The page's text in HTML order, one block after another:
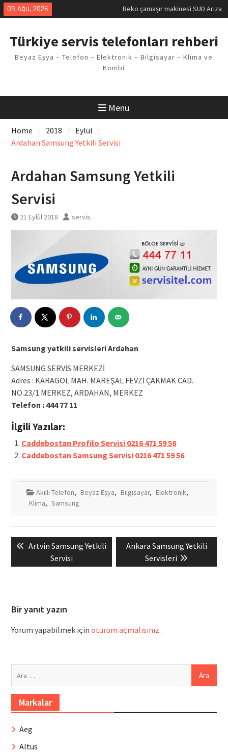
Skip
to
09 Ağu, 2026
Beko çamaşır makinesi SUD Arıza
Kodu
Kodu
Arızası Çözümü
E02 Arıza Kodu Regal kombi
Viessmann kombi F3 Hatası
Çözüm Yöntemleri
Türkiye servis telefonları rehberi
Beyaz Eşya – Telefon – Elektronik – Bilgisayar – Klima ve
Kombi
Menu
Home 2018
Eylül
Ardahan Samsung Yetkili Servisi
Ardahan Samsung Yetkili
Servisi
21 Eylül 2018 servis
Samsung yetkili servisleri Ardahan
SAMSUNG SERVİS MERKEZİ
Adres : KARAGÖL MAH. MAREŞAL FEVZİ ÇAKMAK CAD.
NO.23/1 MERKEZ, ARDAHAN, MERKEZ
Telefon : 444 77 11
İlgili Yazılar:
Caddebostan Profilo Servisi 0216 471 59 56
Caddebostan Samsung Servisi 0216 471 59 56
Akıllı Telefon, Beyaz Eşya, Bilgisayar, Elektronik,
Klima, Samsung
Yazı
gezinmesi
Previous
Artvin Samsung Yetkili
Servisi
Next
Ankara Samsung Yetkili
Servisleri
Bir yanıt yazın
Yorum yapabilmek için oturum açmalısınız.
Markalar
Aeg
Altus